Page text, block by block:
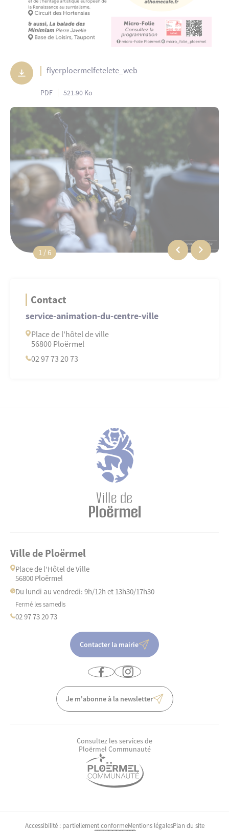
flyerploermelfetelete_web
PDF 521.90 Ko
1 / 6
Contact
service-animation-du-centre-ville
Place de l'hôtel de ville
56800 Ploërmel
02 97 73 20 73
Ville de Ploërmel
Place de l'Hôtel de Ville
56800 Ploërmel
Du lundi au vendredi: 9h/12h et 13h30/17h30
Fermé les samedis
02 97 73 20 73
Contacter la mairie
Je m'abonne à la newsletter
Consultez les services de
Ploërmel Communauté
Accessibilité : partiellement conformeMentions légalesPlan du site